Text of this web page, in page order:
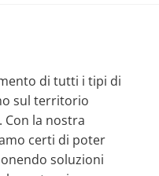
di tutti i tipi di
sul territorio
Con la nostra
certi di poter
soluzioni